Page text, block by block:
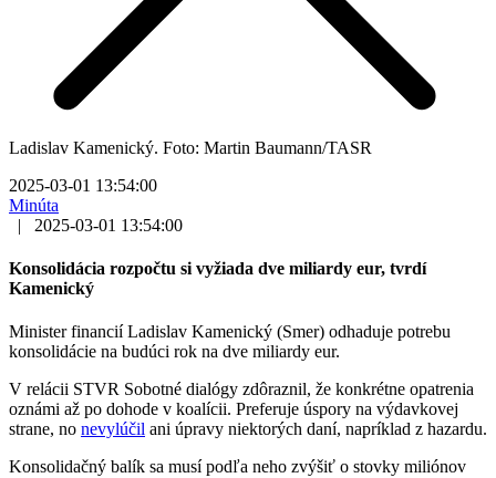
Ladislav Kamenický. Foto: Martin Baumann/TASR
2025-03-01 13:54:00
Minúta
|
2025-03-01 13:54:00
Konsolidácia rozpočtu si vyžiada dve miliardy eur, tvrdí
Kamenický
Minister financií Ladislav Kamenický (Smer) odhaduje potrebu
konsolidácie na budúci rok na dve miliardy eur.
V relácii STVR Sobotné dialógy zdôraznil, že konkrétne opatrenia
oznámi až po dohode v koalícii. Preferuje úspory na výdavkovej
strane, no nevylúčil ani úpravy niektorých daní, napríklad z hazardu.
Konsolidačný balík sa musí podľa neho zvýšiť o stovky miliónov